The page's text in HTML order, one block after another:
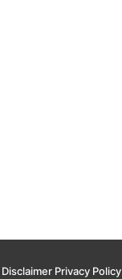
Disclaimer Privacy Policy